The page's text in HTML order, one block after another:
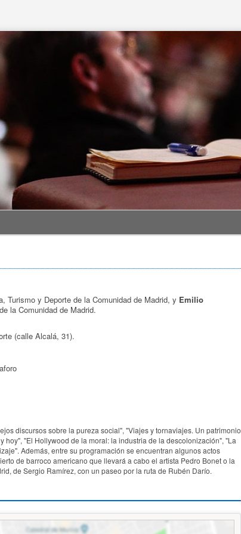
Turismo y Deporte de la Comunidad de Madrid, y Emilio
la Comunidad de Madrid.
(calle Alcalá, 31).
discursos sobre la pureza social", "Viajes y tornaviajes. Un patrimonio
"El Hollywood de la moral: la industria de la descolonización", "La
Además, entre su programación se encuentran algunos actos
de barroco americano que llevará a cabo el artista Pedro Bonet o la
de Sergio Ramírez, con un paseo por la ruta de Rubén Darío.